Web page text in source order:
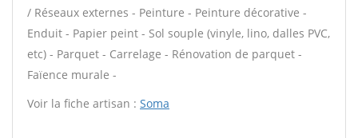
/ Réseaux externes - Peinture - Peinture décorative -
Enduit - Papier peint - Sol souple (vinyle, lino, dalles PVC,
etc) - Parquet - Carrelage - Rénovation de parquet -
Faïence murale -
Voir la fiche artisan : Soma